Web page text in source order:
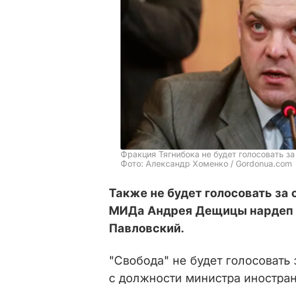
Фракция Тягнибока не будет голосовать
Фото: Александр Хоменко / Gordonua.com
Также не будет голосовать
МИДа Андрея Дещицы нардеп
Павловский.
"Свобода" не будет
с должности министра